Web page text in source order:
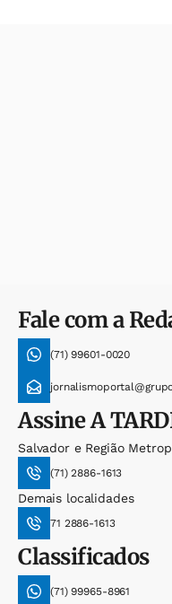
Fale com a
(71) 99601-0020
AssineA
Salvador e Região
(71) 2886-1613
Demais localidades
71 2886-1613
Classificados
(71) 99965-8961